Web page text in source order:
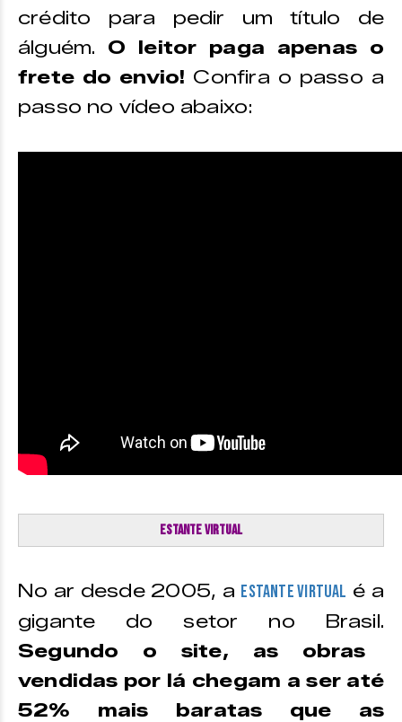
crédito para pedir um título de
álguém. O leitor paga apenas o
frete do envio! Confira o passo a
passo no vídeo abaixo:
Estante Virtual
No ar desde 2005, a Estante Virtual é a
gigante do setor no Brasil.
Segundo o site, as obras
vendidas por lá chegam a ser até
52% mais baratas que as